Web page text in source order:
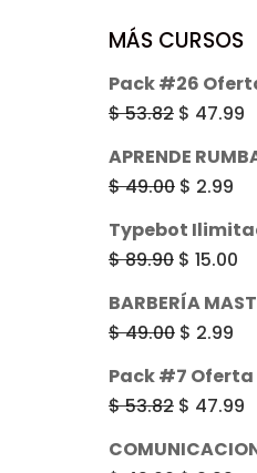
MÁS CURSOS
Pack #26
$53.82 El
original
era:
$ 53.82.
$ 47.99
$
APRENDE
$49.00 El
precio
original
era:
$ 49.00.
$ 2.99
$
Typebot
$89.90 El
precio
original
era:
$ 89.90.
$ 15.00
$
BARBERÍA
$49.00 El
precio
original
era:
$ 49.00.
$ 2.99
$
Pack #7 Oferta
$53.82 El
original
$ 47.99